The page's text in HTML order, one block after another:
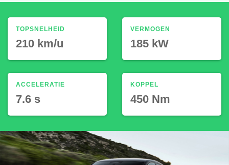
TOPSNELHEID
210 km/u
ACCELERATIE
7.6 s
VERMOGEN
185 kW
KOPPEL
450 Nm